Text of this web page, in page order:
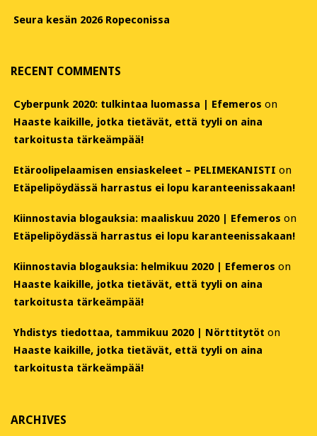
Seura kesän 2026 Ropeconissa
RECENT COMMENTS
Cyberpunk 2020: tulkintaa luomassa | Efemeros on
Haaste kaikille, jotka tietävät, että tyyli on aina
tarkoitusta tärkeämpää!
Etäroolipelaamisen ensiaskeleet – PELIMEKANISTI on
Etäpelipöydässä harrastus ei lopu karanteenissakaan!
Kiinnostavia blogauksia: maaliskuu 2020 | Efemeros on
Etäpelipöydässä harrastus ei lopu karanteenissakaan!
Kiinnostavia blogauksia: helmikuu 2020 | Efemeros on
Haaste kaikille, jotka tietävät, että tyyli on aina
tarkoitusta tärkeämpää!
Yhdistys tiedottaa, tammikuu 2020 | Nörttitytöt on
Haaste kaikille, jotka tietävät, että tyyli on aina
tarkoitusta tärkeämpää!
ARCHIVES